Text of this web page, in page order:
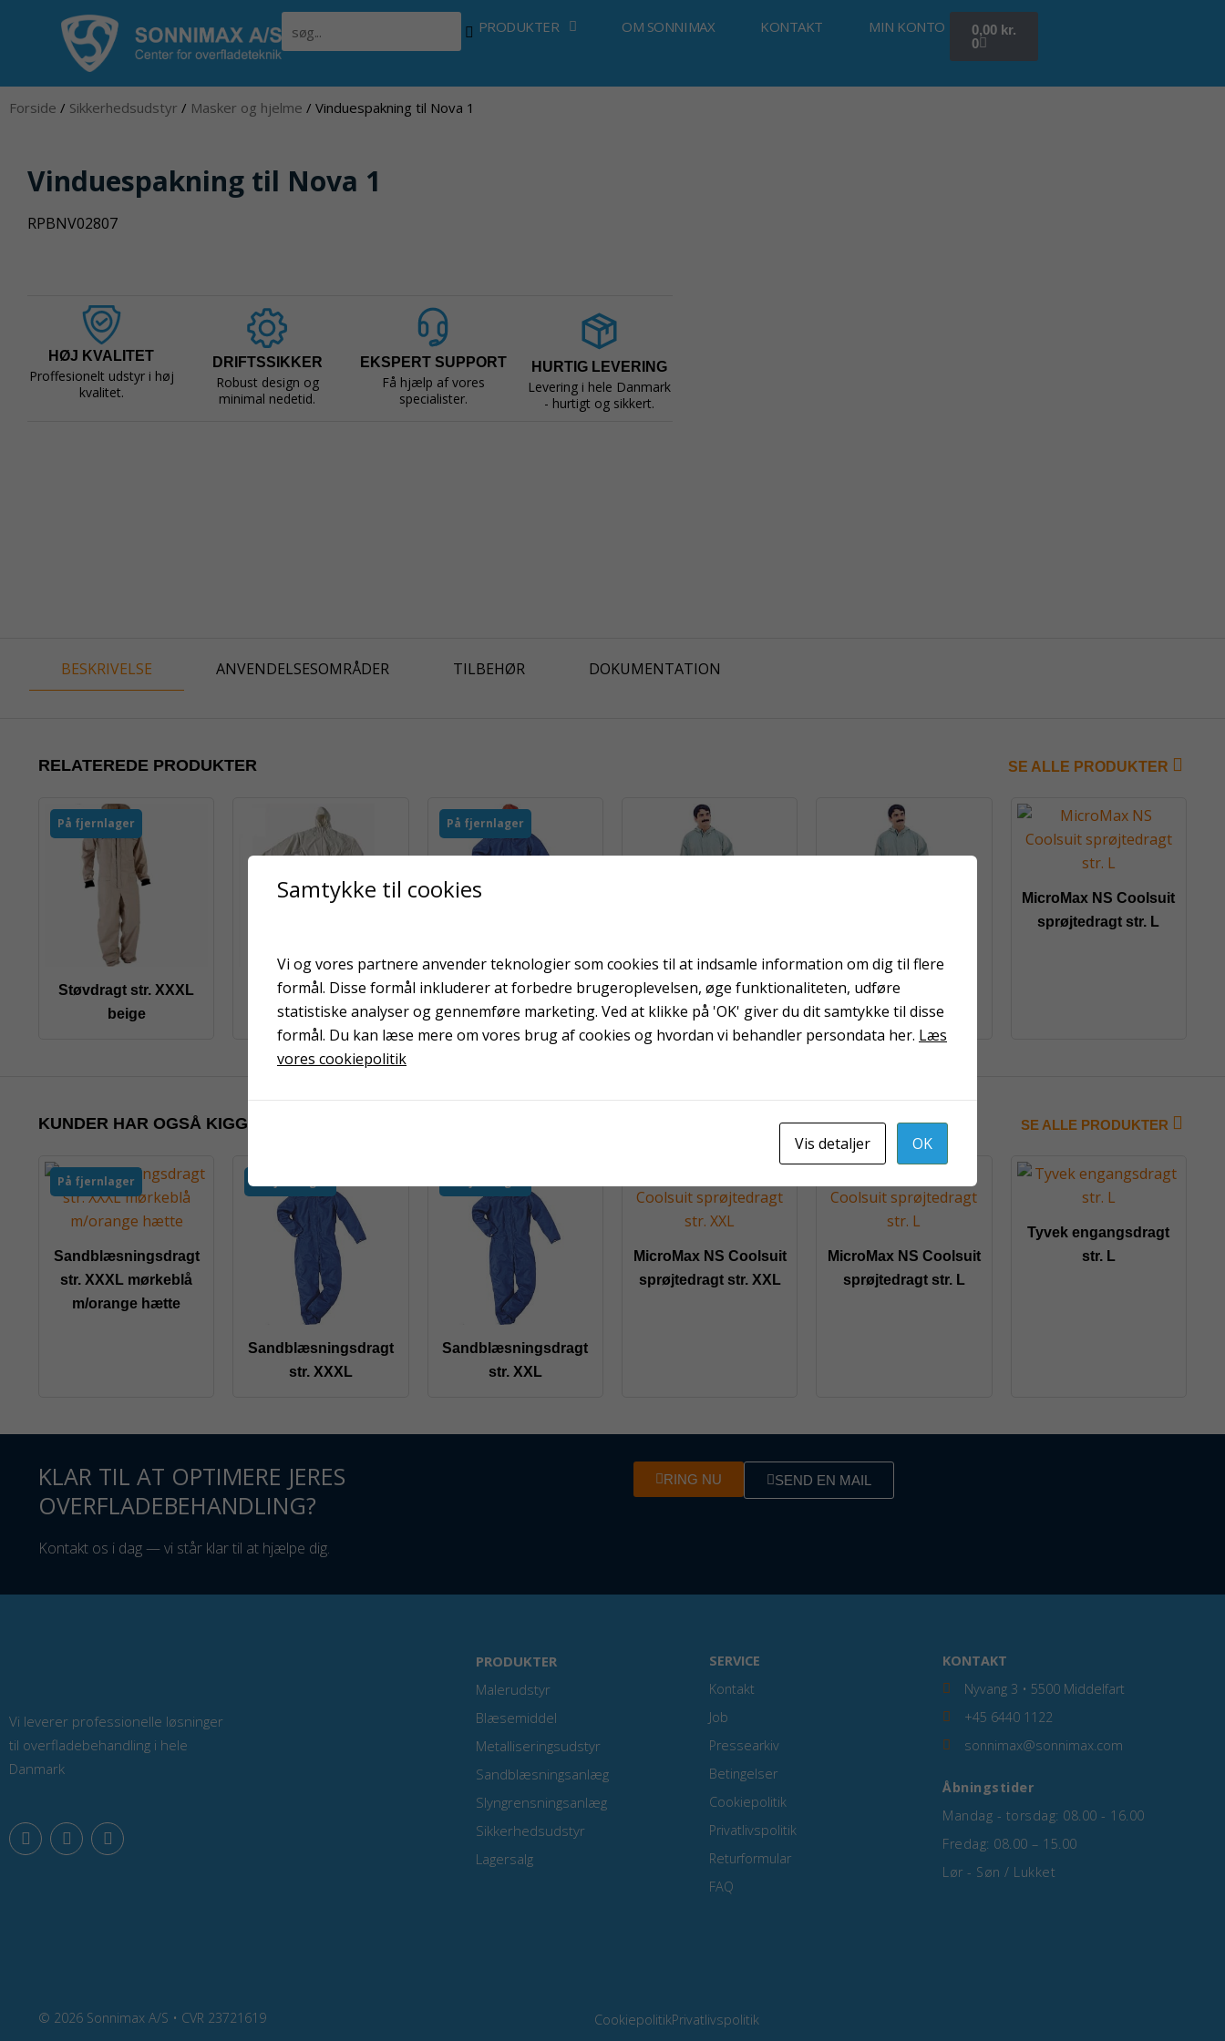
PRODUKTER OM SONNIMAX KONTAKT MIN KONTO 0,00 kr.
0
Forside / Sikkerhedsudstyr / Masker og hjelme / Vinduespakning til Nova 1
Vinduespakning til Nova 1
RPBNV02807
HØJ KVALITET
Proffesionelt udstyr i høj
kvalitet.
DRIFTSSIKKER
Robust design og
minimal nedetid.
EKSPERT SUPPORT
Få hjælp af vores
specialister.
HURTIG LEVERING
Levering i hele Danmark
- hurtigt og sikkert.
BESKRIVELSE ANVENDELSESOMRÅDER TILBEHØR DOKUMENTATION
RELATEREDE PRODUKTER SE ALLE PRODUKTER
På fjernlager
Støvdragt str. XXXL
beige
Bomuldsdragt str. L
På fjernlager
Sandblæsningsdragt
str. XXXL
Støvdragt str. XXXL Støvdragt str. XL
MicroMax NS Coolsuit
sprøjtedragt str. L
KUNDER HAR OGSÅ KIGGET PÅ SE ALLE PRODUKTER
På fjernlager
Sandblæsningsdragt
str. XXXL mørkeblå
m/orange hætte
Sandblæsningsdragt
str. XXXL
Sandblæsningsdragt
str. XXL
MicroMax NS Coolsuit
sprøjtedragt str. XXL
MicroMax NS Coolsuit
sprøjtedragt str. L
Tyvek engangsdragt
str. L
KLAR TIL AT OPTIMERE JERES
OVERFLADEBEHANDLING?
Kontakt os i dag — vi står klar til at hjælpe dig.
RING NU SEND EN MAIL
Vi leverer professionelle løsninger
til overfladebehandling i hele
Danmark
F
a
c
L
i
n
Y
o
u
PRODUKTER
Malerudstyr
Blæsemiddel
Metalliseringsudstyr
Sandblæsningsanlæg
Slyngrensningsanlæg
Sikkerhedsudstyr
Lagersalg
SERVICE
Kontakt
Job
Pressearkiv
Betingelser
Cookiepolitik
Privatlivspolitik
Returformular
FAQ
KONTAKT
Nyvang 3 • 5500 Middelfart
+45 6440 1122
sonnimax@sonnimax.com
Åbningstider
Mandag - torsdag: 08.00 - 16.00
Fredag: 08.00 – 15.00
Lør - Søn / Lukket
© 2026 Sonnimax A/S • CVR 23721619 CookiepolitikPrivatlivspolitik
Samtykke til cookies
Vi og vores partnere anvender teknologier som cookies til at indsamle information om dig til flere
formål. Disse formål inkluderer at forbedre brugeroplevelsen, øge funktionaliteten, udføre
statistiske analyser og gennemføre marketing. Ved at klikke på 'OK' giver du dit samtykke til disse
formål. Du kan læse mere om vores brug af cookies og hvordan vi behandler persondata her. Læs
vores cookiepolitik
Vis detaljer OK